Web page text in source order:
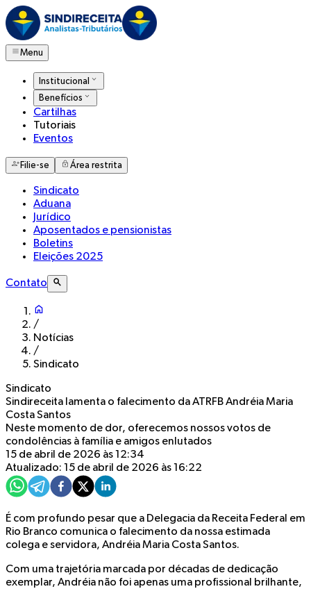
Menu
Institucional
Benefícios
Cartilhas
Tutoriais
Eventos
Filie-se Área restrita
Sindicato
Aduana
Jurídico
Aposentados e pensionistas
Boletins
Eleições 2025
Contato
/
Notícias
/
Sindicato
Sindicato
Sindireceita lamenta o falecimento da ATRFB Andréia Maria
Costa Santos
Neste momento de dor, oferecemos nossos votos de
condolências à família e amigos enlutados
15 de abril de 2026 às 12:34
Atualizado: 15 de abril de 2026 às 16:22
É com profundo pesar que a Delegacia da Receita Federal em
Rio Branco comunica o falecimento da nossa estimada
colega e servidora, Andréia Maria Costa Santos.
Com uma trajetória marcada por décadas de dedicação
exemplar, Andréia não foi apenas uma profissional brilhante,